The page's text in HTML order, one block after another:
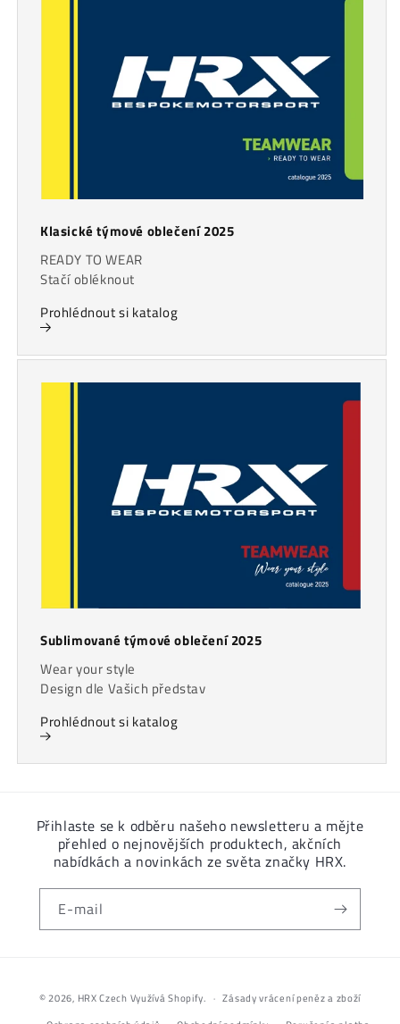
Klasické týmové oblečení 2025
READY TO WEAR
Stačí obléknout
Prohlédnout si katalog
Sublimované týmové oblečení 2025
Wear your style
Design dle Vašich představ
Prohlédnout si katalog
Přihlaste se k odběru našeho newsletteru a mějte
přehled o nejnovějších produktech, akčních
nabídkách a novinkách ze světa značky HRX.
E-mail
metody
© 2026, HRX Czech Využívá Shopify.
Zásady vrácení peněz a zboží